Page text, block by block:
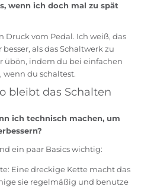
wenn ich doch mal zu spät
Druck vom Pedal. Ich weiß, das
als das Schaltwerk zu
übön, indem du bei einfachen
wenn du schaltest.
bleibt das Schalten
ich technisch machen, um
ein paar Basics wichtig:
Eine dreckige Kette macht das
sie regelmäßig und benutze